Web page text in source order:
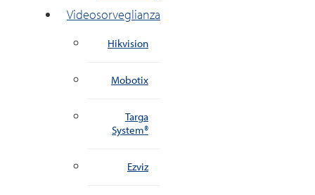
Videosorveglianza
Hikvision
Mobotix
Targa
System®
Ezviz